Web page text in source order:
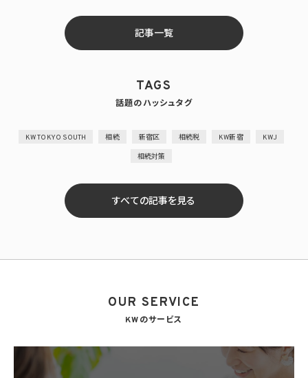
記事一覧
TAGS
話題のハッシュタグ
KW TOKYO SOUTH 相続 新宿区 相続税 KW新宿 KWJ
相続対策
すべての記事を見る
OUR SERVICE
KWのサービス